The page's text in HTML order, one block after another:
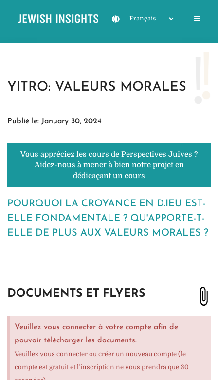
YITRO: VALEURS MORALES
Publié le: January 30, 2024
Vous appréciez les cours de Perspectives Juives ?
Aidez-nous à mener à bien notre projet en
dédicaçant un cours
POURQUOI LA CROYANCE EN D.IEU EST-
ELLE FONDAMENTALE ? QU'APPORTE-T-
ELLE DE PLUS AUX VALEURS MORALES ?
DOCUMENTS ET FLYERS
Veuillez vous connecter à votre compte afin de
pouvoir télécharger les documents.
Veuillez vous connecter ou créer un nouveau compte (le
compte est gratuit et l’inscription ne vous prendra que 30